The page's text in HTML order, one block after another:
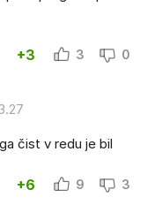
+3 3 0
čist v redu je bil
+6 9 3